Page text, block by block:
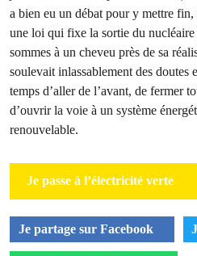
a bien eu un débat pour y mettre
une loi qui fixe la sortie du
sommes à un cheveu près de sa
soulevait inlassablement des doutes
temps d’aller de l’avant, de fermer
d’ouvrir la voie à un système
renouvelable.
Je passe à l’électricité verte
Je partage sur Facebook